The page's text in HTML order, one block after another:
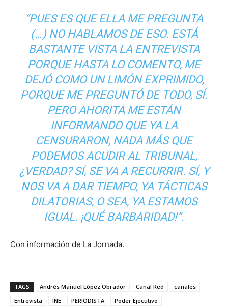
“PUES ES QUE ELLA ME PREGUNTA
(…) NO HABLAMOS DE ESO. ESTÁ
BASTANTE VISTA LA ENTREVISTA
PORQUE HASTA LO COMENTO, ME
DEJÓ COMO UN LIMÓN EXPRIMIDO,
PORQUE ME PREGUNTÓ DE TODO, SÍ.
PERO AHORITA ME ESTÁN
INFORMANDO QUE YA LA
CENSURARON, NADA MÁS QUE
PODEMOS ACUDIR AL TRIBUNAL,
¿VERDAD? SÍ, SE VA A RECURRIR. SÍ, Y
NOS VA A DAR TIEMPO, YA TÁCTICAS
DILATORIAS, O SEA, YA ESTAMOS
IGUAL. ¡QUÉ BARBARIDAD!”.
Con información de La Jornada.
TAGS Andrés Manuel López Obrador Canal Red
canales
Entrevista
INE PERIODISTA
Poder Ejecutivo